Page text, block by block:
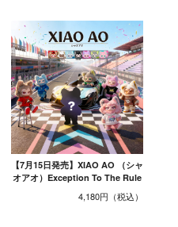
【7月15日発売】XIAO AO （シャ
オアオ）Exception To The Rule
4,180円